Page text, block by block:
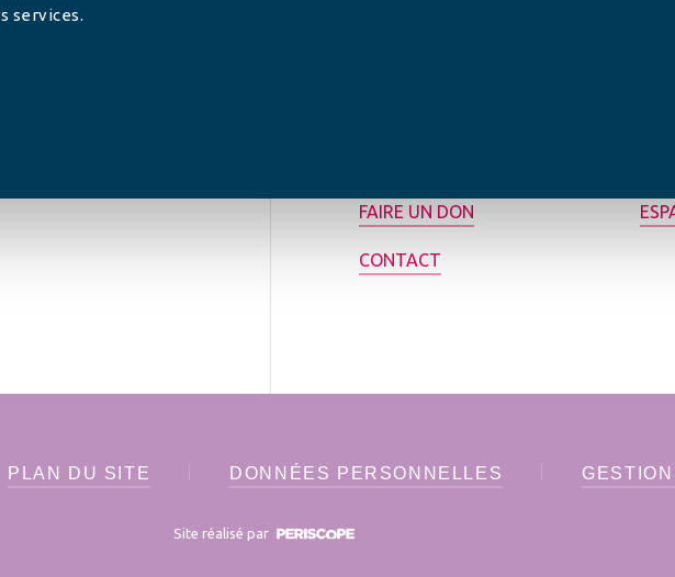
services.
FAIRE UN DON
CONTACT
PLAN DU SITE DONNÉES PERSONNELLES
Site réalisé par